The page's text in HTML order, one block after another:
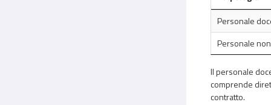
Personale
Personale
Il personale
comprende
contratto.